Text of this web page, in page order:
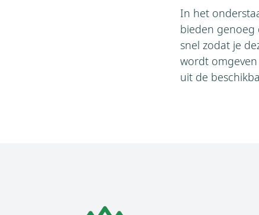
In het
bieden genoeg
snel zodat je
wordt
uit de